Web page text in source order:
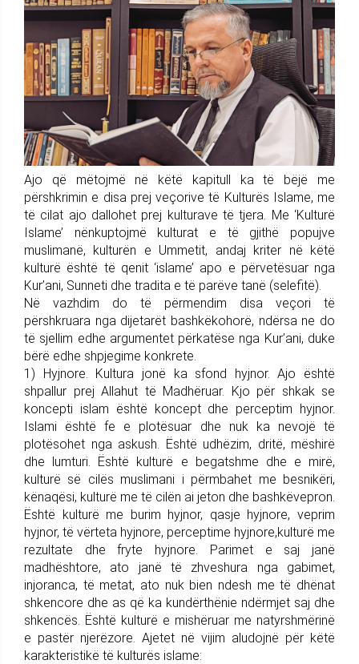
Ajo që mëtojmë në këtë kapitull ka të bëjë me
përshkrimin e disa prej veçorive të Kulturës Islame, me
të cilat ajo dallohet prej kulturave të tjera. Me ‘Kulturë
Islame’ nënkuptojmë kulturat e të gjithë popujve
muslimanë, kulturën e Ummetit, andaj kriter në këtë
kulturë është të qenit ‘islame’ apo e përvetësuar nga
Kur’ani, Sunneti dhe tradita e të parëve tanë (selefitë).
Në vazhdim do të përmendim disa veçori të
përshkruara nga dijetarët bashkëkohorë, ndërsa ne do
të sjellim edhe argumentet përkatëse nga Kur’ani, duke
bërë edhe shpjegime konkrete.
1) Hyjnore. Kultura jonë ka sfond hyjnor. Ajo është
shpallur prej Allahut të Madhëruar. Kjo për shkak se
koncepti islam është koncept dhe perceptim hyjnor.
Islami është fe e plotësuar dhe nuk ka nevojë të
plotësohet nga askush. Është udhëzim, dritë, mëshirë
dhe lumturi. Është kulturë e begatshme dhe e mirë,
kulturë së cilës muslimani i përmbahet me besnikëri,
kënaqësi, kulturë me të cilën ai jeton dhe bashkëvepron.
Është kulturë me burim hyjnor, qasje hyjnore, veprim
hyjnor, të vërteta hyjnore, perceptime hyjnore,kulturë me
rezultate dhe fryte hyjnore. Parimet e saj janë
madhështore, ato janë të zhveshura nga gabimet,
injoranca, të metat, ato nuk bien ndesh me të dhënat
shkencore dhe as që ka kundërthënie ndërmjet saj dhe
shkencës. Është kulturë e mishëruar me natyrshmërinë
e pastër njerëzore. Ajetet në vijim aludojnë për këtë
karakteristikë të kulturës islame: